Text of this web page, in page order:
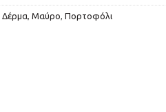
Δέρμα, Μαύρο, Πορτοφόλι